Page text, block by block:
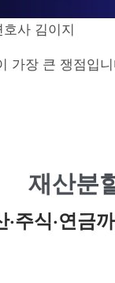
사 김이지
가장 큰 쟁점입
재산분
·주식·연금